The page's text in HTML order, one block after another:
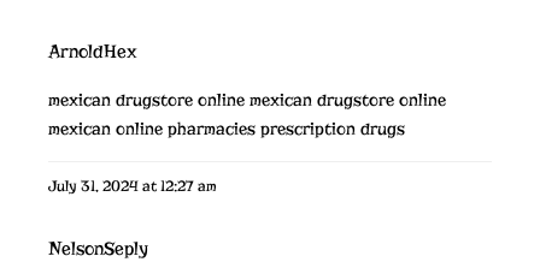
ArnoldHex
mexican drugstore online mexican drugstore online
mexican online pharmacies prescription drugs
July 31, 2024 at 12:27 am
NelsonSeply